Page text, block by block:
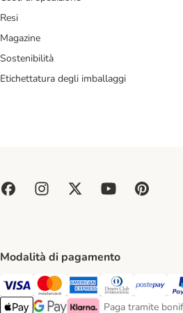
Resi
Magazine
Sostenibilità
Etichettatura degli imballaggi
Modalità di pagamento
Paga con Visa. Payment Method
Paga con Mastercard. Payment
Paga con American
Paga con Diners
Paga con
Paga tramite